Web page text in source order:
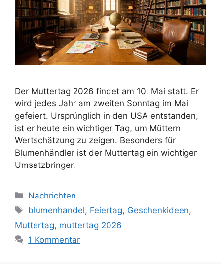
Der Muttertag 2026 findet am 10. Mai statt. Er
wird jedes Jahr am zweiten Sonntag im Mai
gefeiert. Ursprünglich in den USA entstanden,
ist er heute ein wichtiger Tag, um Müttern
Wertschätzung zu zeigen. Besonders für
Blumenhändler ist der Muttertag ein wichtiger
Umsatzbringer.
Kategorien
Nachrichten
Schlagwörter
blumenhandel, Feiertag, Geschenkideen,
Muttertag, muttertag 2026
1 Kommentar